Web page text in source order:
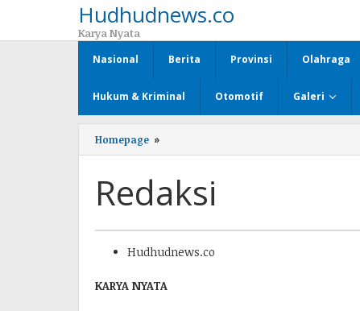
Hudhudnews.co
Karya Nyata
Nasional Berita Provinsi Olahraga
Hukum & Kriminal Otomotif Galeri
Homepage »
Redaksi
10/05/2020
admin
Hudhudnews.co
KARYA NYATA